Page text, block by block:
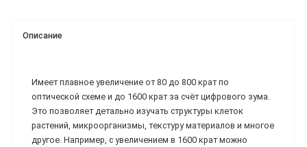
Описание
Имеет плавное увеличение от 80 до 800 крат по
оптической схеме и до 1600 крат за счёт цифрового зума.
Это позволяет детально изучать структуры клеток
растений, микроорганизмы, текстуру материалов и многое
другое. Например, с увеличением в 1600 крат можно